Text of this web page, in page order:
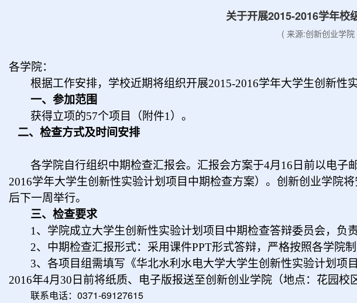
关于开展2015-2016学年校
( 来源:创新创业学
各学院：
根据工作安排，学校近期将组织开展2015-2016学年大学生创新性
一、参加范围
获得立项的57个项目（附件1）。
二、检查方式及时间安排
各学院自行组织中期检查汇报会。汇报会方案于4月16日前以电子
2016学年大学生创新性实验计划项目中期检查方案）。创新创业学院
后下一周举行。
三、检查要求
1 、学院成立大学生创新性实验计划项目中期检查答辩委员会，负
2、中期检查汇报形式：采用课件PPT形式答辩，严格按照各学院制
3、各项目组需填写《华北水利水电大学大学生创新性实验计划
2016年4月30日前将纸质、电子版报送至创新创业学院（地点：花园校
联系电话：0371-69127615